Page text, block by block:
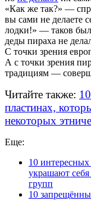
«Как же так?» —
вы сами не делаете
лодки!» — таков
деды пираха не
С точки зрения
А с точки зрения
традициям —
Читайте также:
пластинах,
некоторых
Еще:
10
украшают себя
групп
10